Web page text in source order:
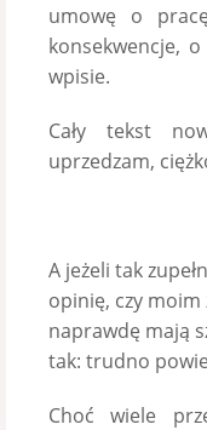
umowę o
konsekwencje,
wpisie.
Cały tekst
uprzedzam,
A jeżeli tak
opinię, czy
naprawdę mają
tak: trudno
Choć wiele